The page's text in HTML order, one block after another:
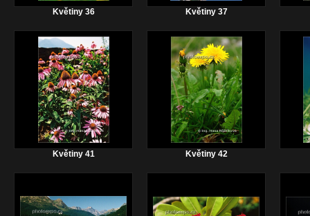
Květiny 36 Květiny 37
Květiny 41 Květiny 42